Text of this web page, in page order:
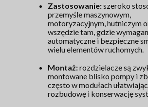
Zastosowanie:szeroko
przemyśle maszynowym,
motoryzacyjnym, hutniczym
wszędzie tam, gdzie
automatyczne i bezpieczne
wielu elementów ruchomych.
Montaż:rozdzielacze są
montowane blisko pompy i
często w modułach
rozbudowę i konserwację